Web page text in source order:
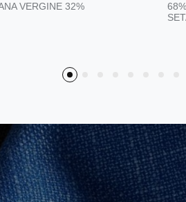
VERGINE 32%